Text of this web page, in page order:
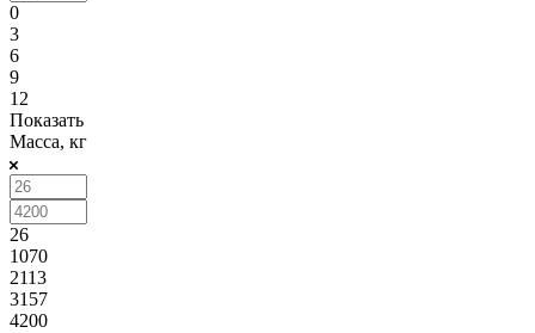
0
3
6
9
12
Показать
Масса, кг
26
1070
2113
3157
4200